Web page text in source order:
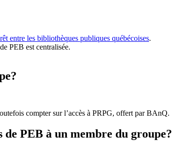
entre les bibliothèques publiques québécoises.
PEB est centralisée.
compter sur l’accès à PRPG, offert par BAnQ.
PEB à un membre du groupe?